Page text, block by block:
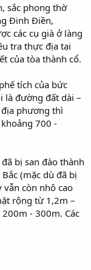
sắc phong thờ
Đinh Điền,
các cụ già ở làng
tra thực địa tại
của tòa thành cổ.
tích của bức
là đường đất dài –
phương thì
700 -
bị san đào thành
(mặc dù đã bị
còn nhô cao
rộng từ 1,2m –
- 300m. Các